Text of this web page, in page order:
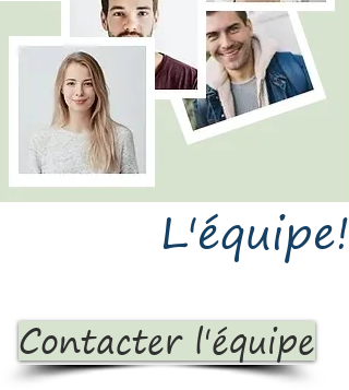
L'équipe!
Contacter l'équipe